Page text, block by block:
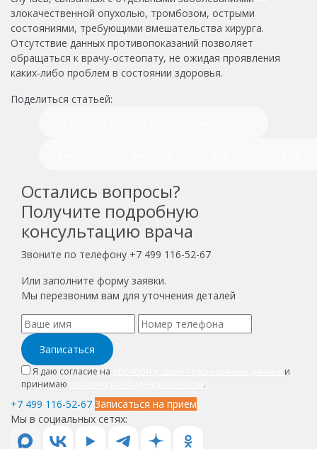
злокачественной опухолью, тромбозом, острыми
состояниями, требующими вмешательства хирурга.
Отсутствие данных противопоказаний позволяет
обращаться к врачу-остеопату, не ожидая проявления
каких-либо проблем в состоянии здоровья.
Поделиться статьей:
Остались вопросы?
Получите подробную
консультацию врача
Звоните по телефону +7 499 116-52-67
Или заполните форму заявки.
Мы перезвоним вам для уточнения деталей
Записаться
Я даю согласие на
и
принимаю
.
+7 499 116-52-67 Записаться на прием
Мы в социальных сетях: